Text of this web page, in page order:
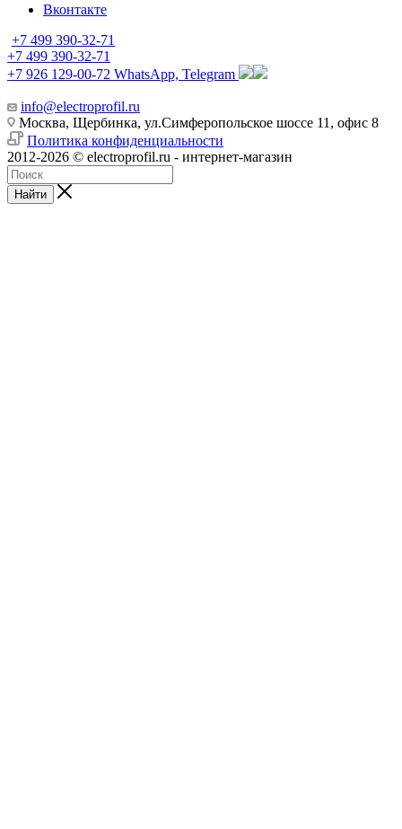
Вконтакте
+7 499 390-32-71
+7 499 390-32-71
+7 926 129-00-72 WhatsApp, Telegram
info@electroprofil.ru
Москва, Щербинка, ул.Симферопольское шоссе 11, офис 8
Политика конфиденциальности
2012-2026 © electroprofil.ru - интернет-магазин
Найти